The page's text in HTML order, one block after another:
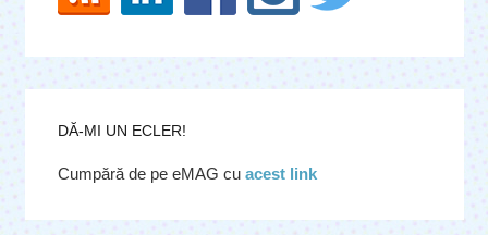
DĂ-MI UN ECLER!
Cumpără de pe eMAG cu acest link